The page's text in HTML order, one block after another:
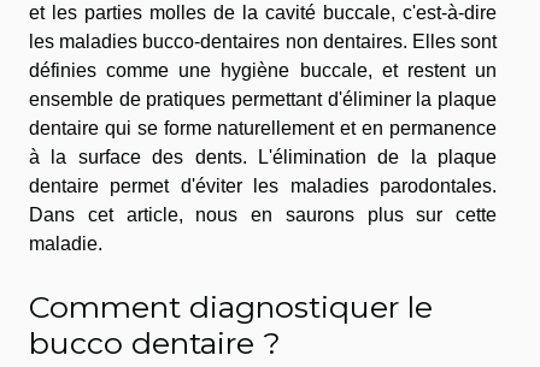
et les parties molles de la cavité buccale, c'est-à-dire
les maladies bucco-dentaires non dentaires. Elles sont
définies comme une hygiène buccale, et restent un
ensemble de pratiques permettant d'éliminer la plaque
dentaire qui se forme naturellement et en permanence
à la surface des dents. L'élimination de la plaque
dentaire permet d'éviter les maladies parodontales.
Dans cet article, nous en saurons plus sur cette
maladie.
Comment diagnostiquer le
bucco dentaire ?